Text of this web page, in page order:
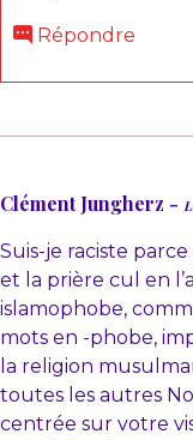
Répondre
Clément Jungherz -
Suis-je raciste
et la prière cul en
islamophobe,
mots en -phobe,
la religion
toutes les autres
centrée sur votre